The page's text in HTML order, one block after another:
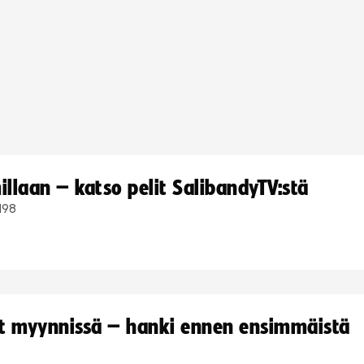
– katso pelit SalibandyTV:stä
– hanki ennen ensimmäistä